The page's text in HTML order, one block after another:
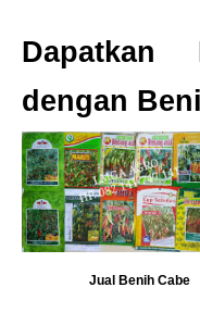
Dapatkan
dengan
Jual Benih Cabe